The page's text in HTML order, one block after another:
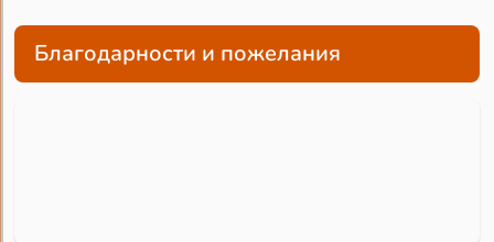
Благодарности и пожелания